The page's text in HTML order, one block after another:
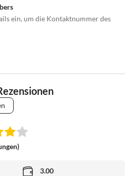
ein, um die Kontaktnummer des
3.00